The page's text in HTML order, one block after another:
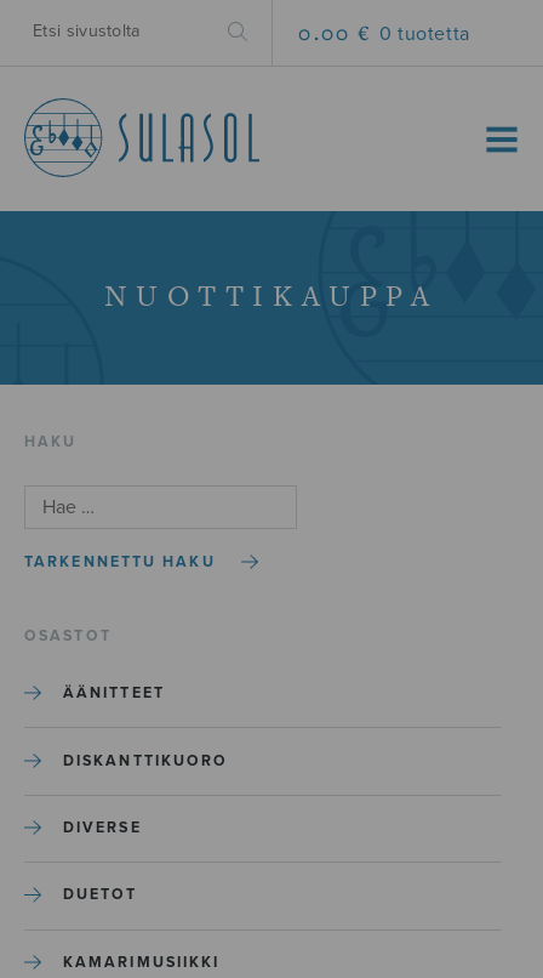
0.00 € 0 tuotetta
MENU
NUOTTIKAUPPA
HAKU
TARKENNETTU HAKU
OSASTOT
ÄÄNITTEET
DISKANTTIKUORO
DIVERSE
DUETOT
KAMARIMUSIIKKI